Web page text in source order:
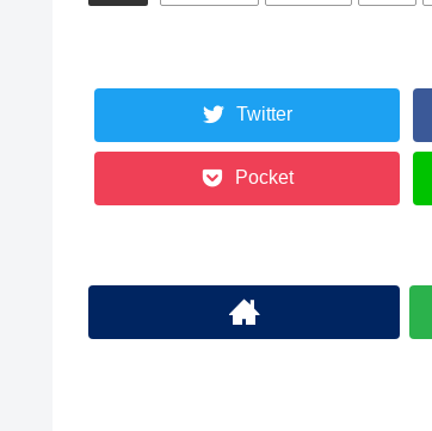
Twitter
Pocket